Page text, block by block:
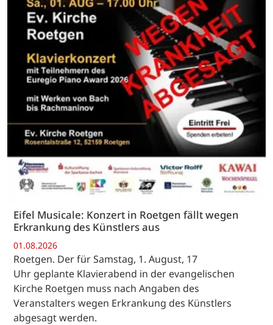
Eifel Musicale: Konzert in Roetgen fällt wegen
Erkrankung des Künstlers aus
01.08.2026
Roetgen. Der für Samstag, 1. August, 17
Uhr geplante Klavierabend in der evangelischen
Kirche Roetgen muss nach Angaben des
Veranstalters wegen Erkrankung des Künstlers
abgesagt werden.